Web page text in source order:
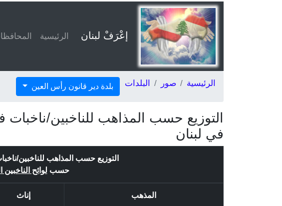
إعْرَفْ لبنان الرئيسية
الرئيسية صور البلدات بلدة دير قانون رأس العين
التوزيع حسب المذاهب للناخبين/
في لبنان
التوزيع حسب المذاهب للناخبين/
حسب لوائح الناخبين
المذهب إناث